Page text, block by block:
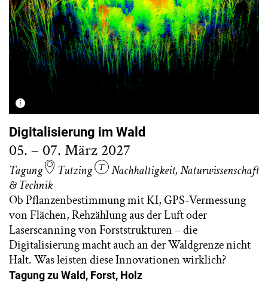
Digitalisierung im Wald
05. – 07. März 2027
Tagung Tutzing Nachhaltigkeit,Naturwissenschaft
& Technik
Ob Pflanzenbestimmung mit KI, GPS-Vermessung
von Flächen, Rehzählung aus der Luft oder
Laserscanning von Forststrukturen – die
Digitalisierung macht auch an der Waldgrenze nicht
Halt. Was leisten diese Innovationen wirklich?
Tagung zu Wald, Forst, Holz